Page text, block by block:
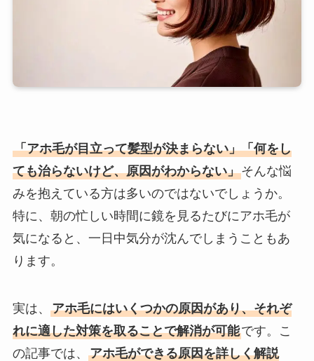
「アホ毛が目立って髪型が決まらない」「何をし
ても治らないけど、原因がわからない」そんな悩
みを抱えている方は多いのではないでしょうか。
特に、朝の忙しい時間に鏡を見るたびにアホ毛が
気になると、一日中気分が沈んでしまうこともあ
ります。
実は、 アホ毛にはいくつかの原因があり、それぞ
れに適した対策を取ることで解消が可能です。こ
の記事では、 アホ毛ができる原因を詳しく解説